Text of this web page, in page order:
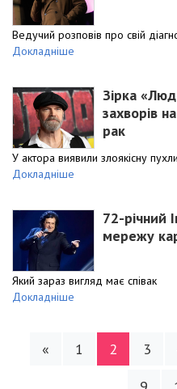
Ведучий розповів про свій
Докладніше
Зірка
захворів
рак
У актора виявили злоякісну
Докладніше
72-річний
мережу
Який зараз вигляд має співак
Докладніше
« 1 2 3